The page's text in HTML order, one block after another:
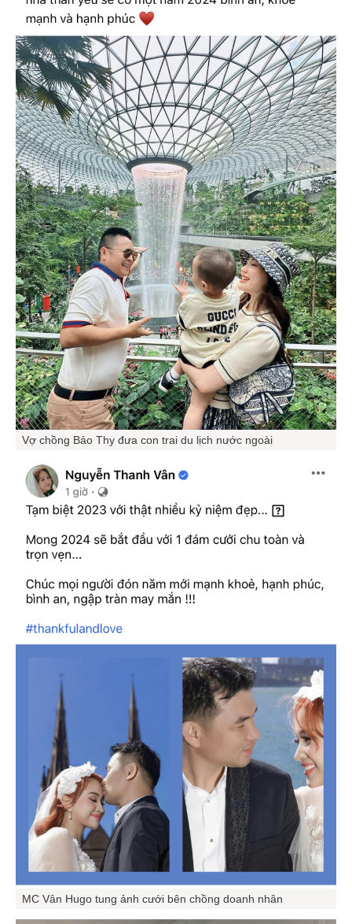
Vợ chồng Bảo Thy đưa con trai du lịch nước ngoài
MC Vân Hugo tung ảnh cưới bên chồng doanh nhân